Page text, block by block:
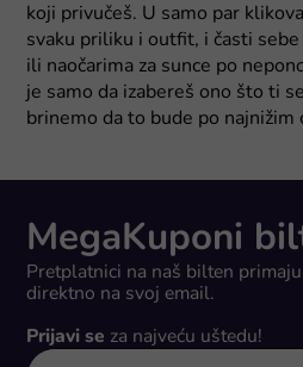
koji privučeš. U samo par
svaku priliku i outfit, i časti
ili naočarima za sunce po
je samo da izabereš ono što ti
brinemo da to bude po najnižim
MegaKuponi
Pretplatnici na naš bilten
direktno na svoj email.
Prijavi se za najveću uštedu!